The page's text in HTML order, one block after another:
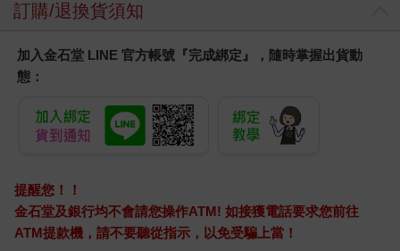
訂購/退換貨須知
加入金石堂 LINE 官方帳號『完成綁定』，隨時掌握出貨動
態：
提醒您！！
金石堂及銀行均不會請您操作ATM! 如接獲電話要求您前往
ATM提款機，請不要聽從指示，以免受騙上當！